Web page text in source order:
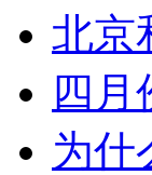
北京
四月
为什